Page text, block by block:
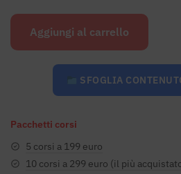
originale
€79.00.
attuale
€8.00.
Aggiungi al carrello
SFOGLIA
Pacchetti corsi
5 corsi a 199 euro
10 corsi a 299 euro (il più